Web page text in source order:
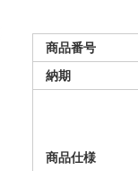
商品番号
納期
商品仕様